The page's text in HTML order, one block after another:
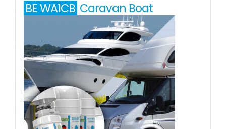
BE WA1CB Caravan Boat